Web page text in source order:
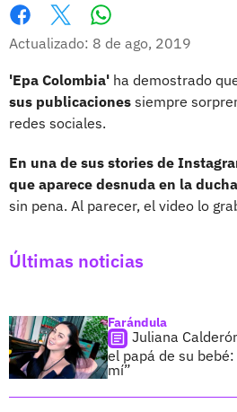
Facebook
X
Actualizado: 8 de ago, 2019
'Epa Colombia' ha demostrado
sus publicaciones siempre
redes sociales.
En una de sus stories de
que aparece desnuda en la ducha
sin pena. Al parecer, el video lo
Últimas noticias
Farándula
Juliana
el papá de su
mí”